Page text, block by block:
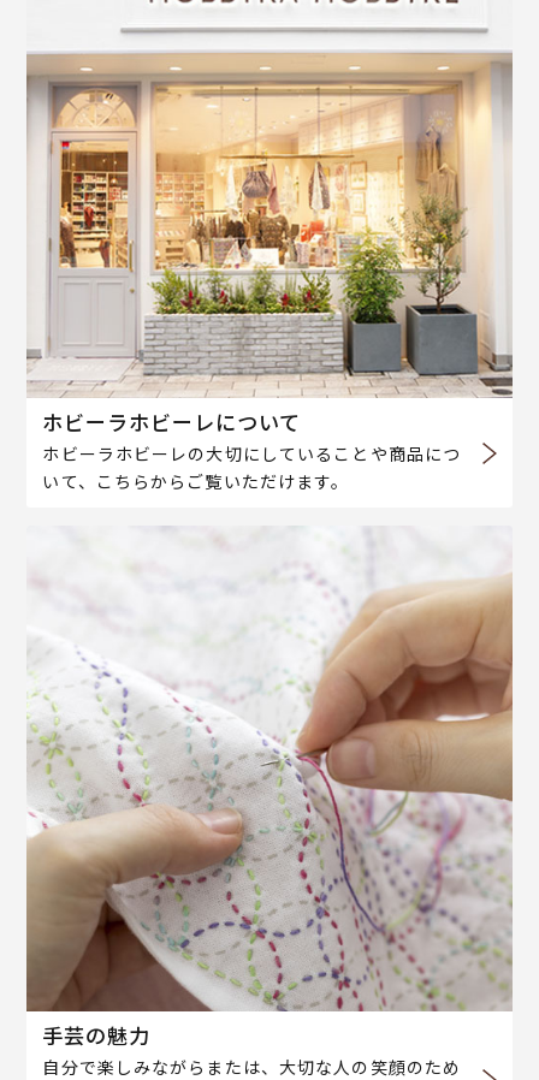
ホビーラホビーレについて
ホビーラホビーレの大切にしていることや商品につ
いて、こちらからご覧いただけます。
手芸の魅力
自分で楽しみながらまたは、大切な人の笑顔のため